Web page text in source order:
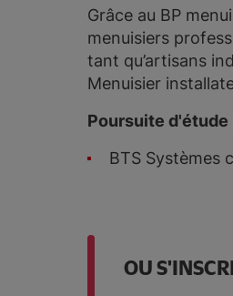
Grâce au BP
menuisiers
tant qu’artisans
Menuisier
Poursuite d'étude
BTS Systèmes
OU